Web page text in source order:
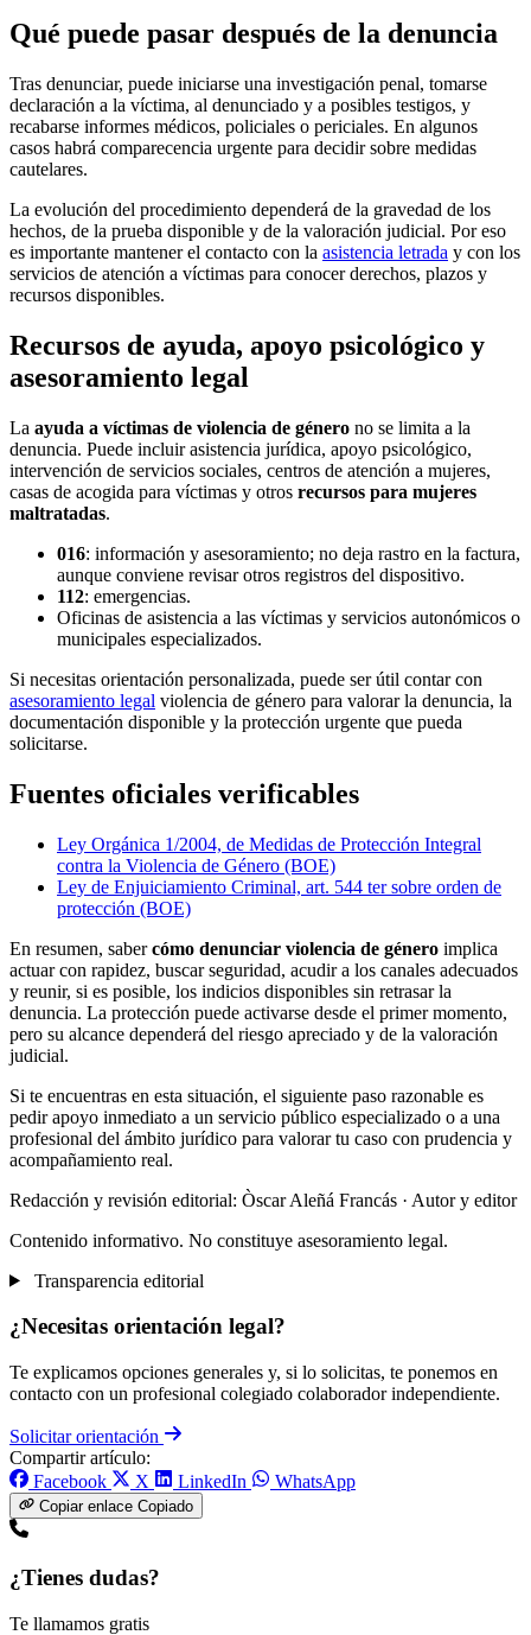
Qué puede pasar después de la denuncia
Tras denunciar, puede iniciarse una investigación penal, tomarse
declaración a la víctima, al denunciado y a posibles testigos, y
recabarse informes médicos, policiales o periciales. En algunos
casos habrá comparecencia urgente para decidir sobre medidas
cautelares.
La evolución del procedimiento dependerá de la gravedad de los
hechos, de la prueba disponible y de la valoración judicial. Por eso
es importante mantener el contacto con la asistencia letrada y con los
servicios de atención a víctimas para conocer derechos, plazos y
recursos disponibles.
Recursos de ayuda, apoyo psicológico y
asesoramiento legal
La ayuda a víctimas de violencia de género no se limita a la
denuncia. Puede incluir asistencia jurídica, apoyo psicológico,
intervención de servicios sociales, centros de atención a mujeres,
casas de acogida para víctimas y otros recursos para mujeres
maltratadas.
016: información y asesoramiento; no deja rastro en la factura,
aunque conviene revisar otros registros del dispositivo.
112: emergencias.
Oficinas de asistencia a las víctimas y servicios autonómicos o
municipales especializados.
Si necesitas orientación personalizada, puede ser útil contar con
asesoramiento legal violencia de género para valorar la denuncia, la
documentación disponible y la protección urgente que pueda
solicitarse.
Fuentes oficiales verificables
Ley Orgánica 1/2004, de Medidas de Protección Integral
contra la Violencia de Género (BOE)
Ley de Enjuiciamiento Criminal, art. 544 ter sobre orden de
protección (BOE)
En resumen, sabercómo denunciar violencia de género implica
actuar con rapidez, buscar seguridad, acudir a los canales adecuados
y reunir, si es posible, los indicios disponibles sin retrasar la
denuncia. La protección puede activarse desde el primer momento,
pero su alcance dependerá del riesgo apreciado y de la valoración
judicial.
Si te encuentras en esta situación, el siguiente paso razonable es
pedir apoyo inmediato a un servicio público especializado o a una
profesional del ámbito jurídico para valorar tu caso con prudencia y
acompañamiento real.
Redacción y revisión editorial: Òscar Aleñá Francás · Autor y editor
Contenido informativo. No constituye asesoramiento legal.
Transparencia editorial
¿Necesitas orientación legal?
Te explicamos opciones generales y, si lo solicitas, te ponemos en
contacto con un profesional colegiado colaborador independiente.
Solicitar orientación
Compartir artículo:
Facebook
X LinkedIn WhatsApp
Copiar enlace Copiado
¿Tienes dudas?
Te llamamos gratis